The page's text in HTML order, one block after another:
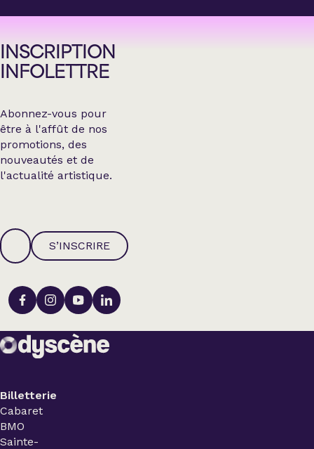
INSCRIPTION
INFOLETTRE
Abonnez-vous pour
être à l'affût de nos
promotions, des
nouveautés et de
l'actualité artistique.
S’INSCRIRE
Billetterie
Cabaret
BMO
Sainte-